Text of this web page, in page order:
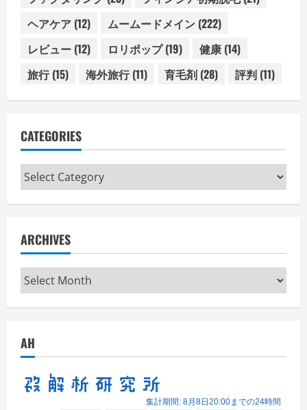
ヘアケア (12) ムームードメイン (222)
レビュー (12) ロリポップ(19) 健康 (14)
旅行(15) 海外旅行(11) 育毛剤 (28) 評判 (11)
CATEGORIES
Categories
ARCHIVES
Archives
AH